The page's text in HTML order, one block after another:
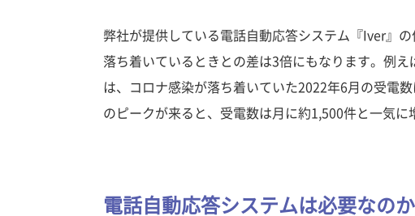
弊社が提供している電話自動応答システム『Iver』
落ち着いているときとの差は3倍にもなります。例
は、コロナ感染が落ち着いていた2022年6月の受電
のピークが来ると、受電数は月に約1,500件と一気に
電話自動応答システムは必要なのか